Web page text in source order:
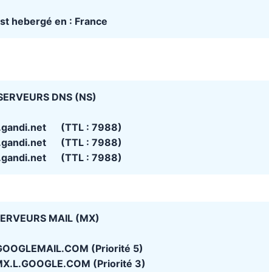
hebergé en : France
DNS (NS)
(TTL : 7988)
(TTL : 7988)
(TTL : 7988)
MAIL (MX)
(Priorité 5)
(Priorité 3)